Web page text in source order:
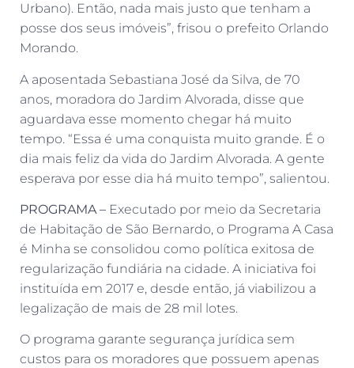
Urbano). Então, nada mais justo que tenham a
posse dos seus imóveis”, frisou o prefeito Orlando
Morando.
A aposentada Sebastiana José da Silva, de 70
anos, moradora do Jardim Alvorada, disse que
aguardava esse momento chegar há muito
tempo. “Essa é uma conquista muito grande. É o
dia mais feliz da vida do Jardim Alvorada. A gente
esperava por esse dia há muito tempo”, salientou.
PROGRAMA – Executado por meio da Secretaria
de Habitação de São Bernardo, o Programa A Casa
é Minha se consolidou como política exitosa de
regularização fundiária na cidade. A iniciativa foi
instituída em 2017 e, desde então, já viabilizou a
legalização de mais de 28 mil lotes.
O programa garante segurança jurídica sem
custos para os moradores que possuem apenas